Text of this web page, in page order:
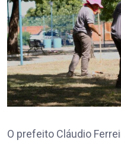
O prefeito Cláudio